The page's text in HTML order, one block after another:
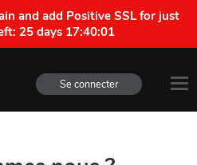
and add Positive SSL for just
25 days 17:40:01
Se connecter